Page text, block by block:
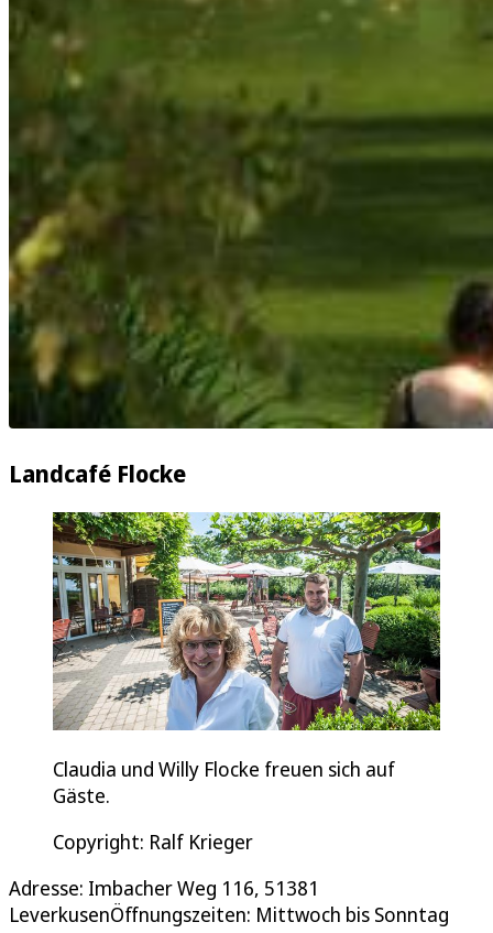
Landcafé Flocke
Claudia und Willy Flocke freuen sich auf
Gäste.
Copyright: Ralf Krieger
Adresse: Imbacher Weg 116, 51381
LeverkusenÖffnungszeiten: Mittwoch bis Sonntag